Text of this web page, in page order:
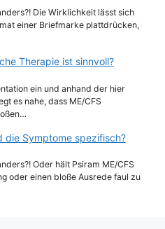
Die Wirklichkeit lässt sich
einer Briefmarke plattdrücken,
Therapie ist sinnvoll?
ein und anhand der hier
es nahe, dass ME/CFS
die Symptome spezifisch?
Oder hält Psiram ME/CFS
oder einen bloße Ausrede faul zu